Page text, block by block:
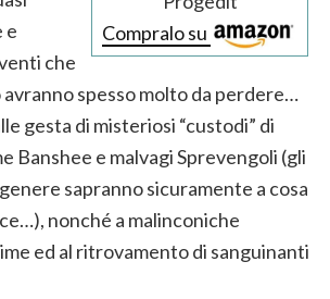
Compralo su
e
che
avranno spesso molto da perdere…
gesta di misteriosi “custodi” di
Banshee e malvagi Sprevengoli (gli
sapranno sicuramente a cosa
nonché a malinconiche
ed al ritrovamento di sanguinanti